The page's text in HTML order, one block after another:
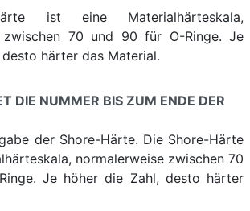
ist eine Materialhärteskala,
zwischen 70 und 90 für O-Ringe. Je
härter das Material.
DIE NUMMER BIS ZUM ENDE DER
der Shore-Härte. Die Shore-Härte
normalerweise zwischen 70
Je höher die Zahl, desto härter